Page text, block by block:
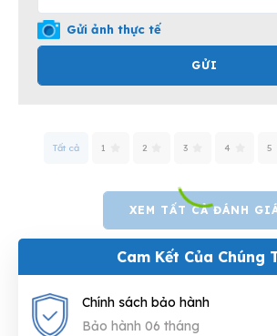
Gửi ảnh thực tế
GỬI
Tất cả 1 2 3 4 5
XEM TẤT CẢ ĐÁNH
Cam Kết Của Chúng
Chính sách bảo hành
Bảo hành 06 tháng